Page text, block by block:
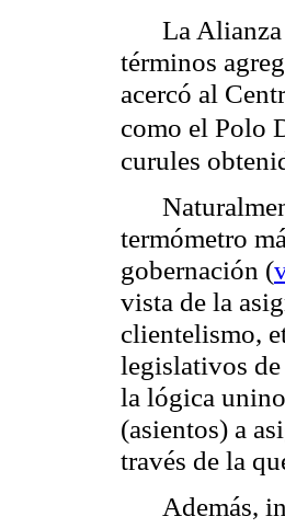
La
términos
acercó al
como el Polo
curules
termómetro
gobernación (
vista de la
clientelismo,
legislativos de
la lógica
(asientos) a
través de la
Además,